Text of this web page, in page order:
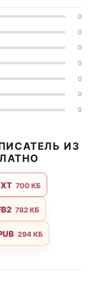
0
0
0
0
0
0
0
ИЗ
700 КБ
782 КБ
294 КБ